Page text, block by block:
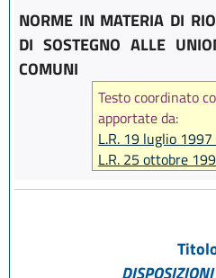
NORME IN MATERIA DI
DI SOSTEGNO ALLE
COMUNI
Testo coordinato
apportate da:
L.R. 19 luglio
L.R. 25 ottobre